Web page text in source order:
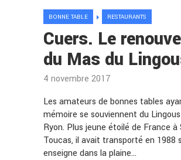
BONNE TABLE RESTAURANTS
Cuers. Le
du Mas du
4 novembre 2017
Les amateurs de bonnes tables
mémoire se souviennent du
Ryon. Plus jeune étoilé de France à
Toucas, il avait transporté en 1988
enseigne dans la plaine…